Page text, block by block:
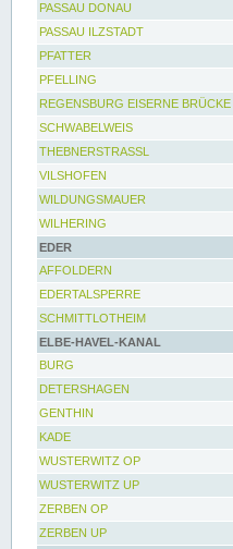
PASSAU DONAU
PASSAU ILZSTADT
PFATTER
PFELLING
REGENSBURG EISERNE BRÜCKE
SCHWABELWEIS
THEBNERSTRASSL
VILSHOFEN
WILDUNGSMAUER
WILHERING
EDER
AFFOLDERN
EDERTALSPERRE
SCHMITTLOTHEIM
ELBE-HAVEL-KANAL
BURG
DETERSHAGEN
GENTHIN
KADE
WUSTERWITZ OP
WUSTERWITZ UP
ZERBEN OP
ZERBEN UP